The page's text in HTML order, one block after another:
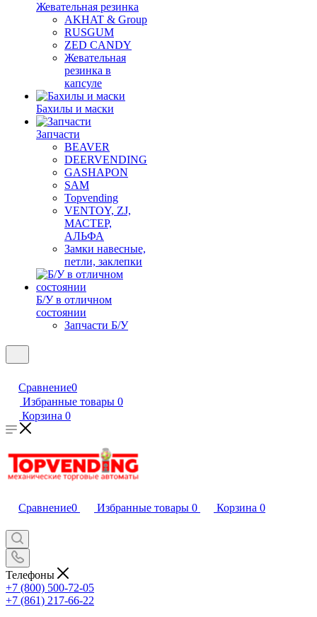
Жевательная резинка
AKHAT & Group
RUSGUM
ZED CANDY
Жевательная
резинка в
капсуле
Бахилы и маски
Запчасти
BEAVER
DEERVENDING
GASHAPON
SAM
Topvending
VENTOY, ZJ,
МАСТЕР,
АЛЬФА
Замки навесные,
петли, заклепки
Б/У в отличном
состоянии
Запчасти Б/У
Сравнение0
Избранные товары 0
Корзина 0
Сравнение0 Избранные товары 0 Корзина 0
Телефоны
+7 (800) 500-72-05
+7 (861) 217-66-22